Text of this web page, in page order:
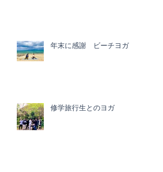
年末に感謝 ビーチヨガ
修学旅行生とのヨガ